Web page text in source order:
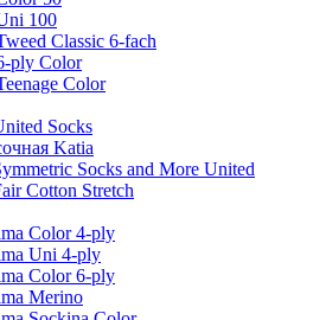
100
Classic 6-fach
ply Color
Color
Socks
Katia
Socks and More United
Cotton Stretch
Color 4-ply
Uni 4-ply
Color 6-ply
Merino